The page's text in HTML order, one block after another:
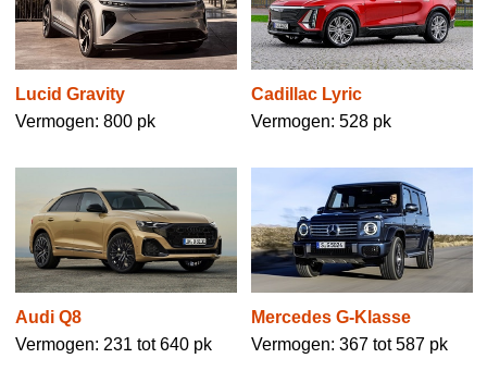
Lucid Gravity
Vermogen: 800 pk
Cadillac Lyric
Vermogen: 528 pk
Audi Q8
Vermogen: 231 tot 640 pk
Mercedes G-Klasse
Vermogen: 367 tot 587 pk